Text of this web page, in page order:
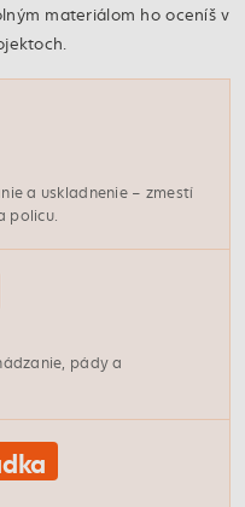
materiálom ho oceníš v
a uskladnenie – zmestí
policu.
pády a